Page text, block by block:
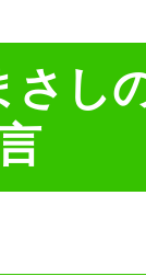
さし